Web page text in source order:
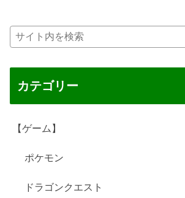
カテゴリー
【ゲーム】
ポケモン
ドラゴンクエスト